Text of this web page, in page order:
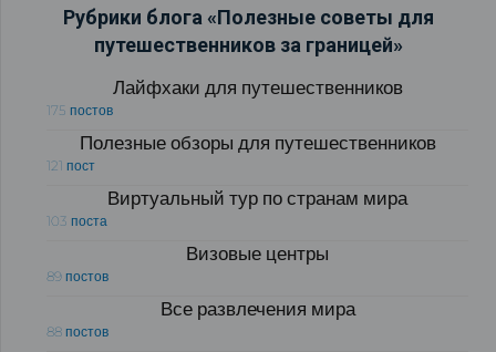
Рубрики блога «Полезные советы для
путешественников за границей»
Лайфхаки для путешественников
175 постов
Полезные обзоры для путешественников
121 пост
Виртуальный тур по странам мира
103 поста
Визовые центры
89 постов
Все развлечения мира
88 постов